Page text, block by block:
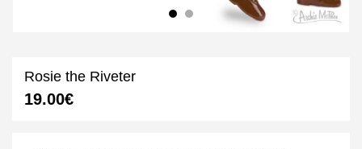
Rosie the Riveter
19.00€